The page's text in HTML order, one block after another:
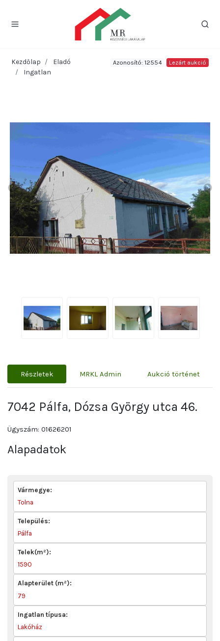
Kezdőlap
Eladó
Ingatlan
Azonosító: 12554 Lezárt aukció
Részletek MRKL Admin Aukció történet
7042 Pálfa, Dózsa György utca 46.
Ügyszám: 01626201
Alapadatok
Vármegye:
Tolna
Település:
Pálfa
Telek(m²):
1590
Alapterület (m²):
79
Ingatlan típusa:
Lakóház